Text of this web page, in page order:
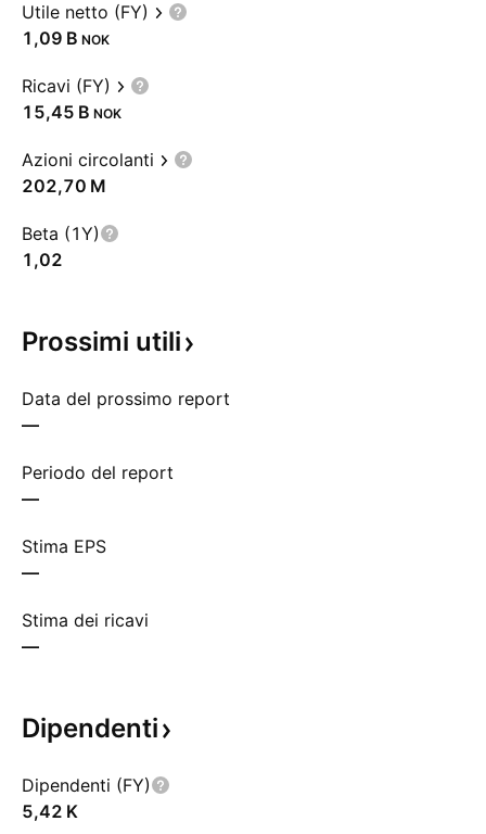
Utile netto (FY)
‪1,09 B‬ NOK
Ricavi (FY)
‪15,45 B‬ NOK
Azioni circolanti
‪202,70 M‬
Beta (1Y)
1,02
Prossimi utili
Data del prossimo report
—
Periodo del report
—
Stima EPS
—
Stima dei ricavi
—
Dipendenti
Dipendenti (FY)
‪5,42 K‬